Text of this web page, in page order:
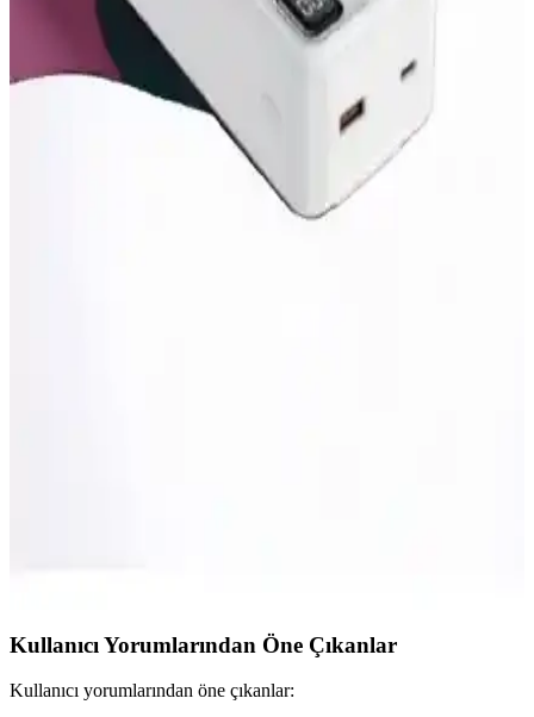
Sunix 5000mAh taşınabilir powerbank, hafif tasarımı ve hızlı şarj
özellikleriyle günlük ve seyahat ihtiyaçlarına uygun güvenilir enerji
kaynağıdır.
Yüksek Kapasiteli Powerbank Seçerken Dikkat
Edilmesi Gerekenler ve En Güncel Modeller
Yüksek kapasiteli powerbankler, uzun seyahatler ve çoklu cihaz
şarjı için ideal. Kapasite, hız ve güvenlik özellikleriyle en uygun
Kullanıcı Yorumlarından Öne Çıkanlar
Kullanıcı yorumlarından öne çıkanlar: